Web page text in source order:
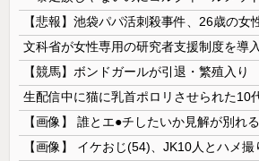
【画像】 誰とエ●チしたいか見解が別れ